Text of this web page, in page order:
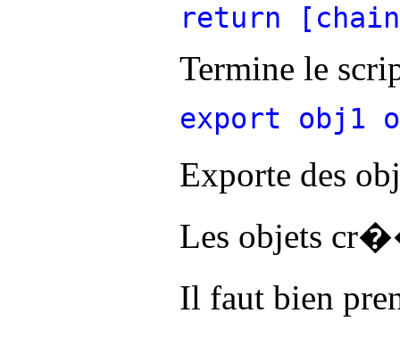
return
Termine le
export obj1
Exporte des
Les objets
Il faut bien